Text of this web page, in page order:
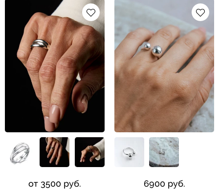
от 3500 руб. 6900 руб.